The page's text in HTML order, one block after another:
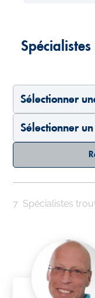
Sélectionner
Sélectionner un
7 Spécialistes